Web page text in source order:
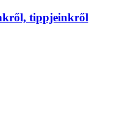
tippjeinkről